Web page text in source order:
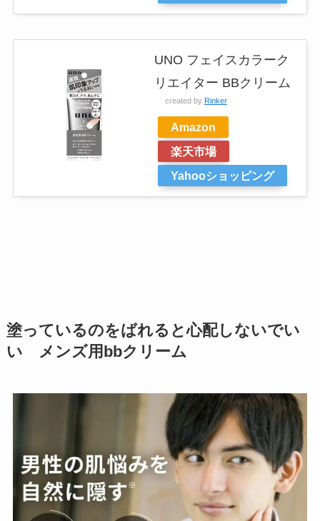
UNO フェイスカラーク
リエイター BBクリーム
created by Rinker
Amazon
楽天市場
Yahooショッピング
塗っているのをばれると心配しないでい
い メンズ用bbクリーム